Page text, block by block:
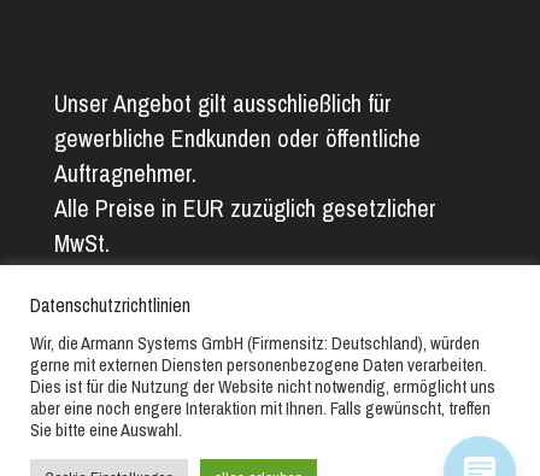
Unser Angebot gilt ausschließlich für
gewerbliche Endkunden oder öffentliche
Auftragnehmer.
Alle Preise in EUR zuzüglich gesetzlicher
MwSt.
Alle Angaben ohne Gewähr. Abbildungs- und
Textfehler vorbehalten.
Copyright © 2019-2025 // Armann Systems GmbH // Alle
Rechte vorbehalten.
Datenschutzrichtlinien
Wir, die Armann Systems GmbH (Firmensitz: Deutschland), würden
gerne mit externen Diensten personenbezogene Daten verarbeiten.
Dies ist für die Nutzung der Website nicht notwendig, ermöglicht uns
aber eine noch engere Interaktion mit Ihnen. Falls gewünscht, treffen
Sie bitte eine Auswahl.